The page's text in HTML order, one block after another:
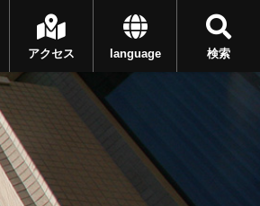
検索
language
アクセス